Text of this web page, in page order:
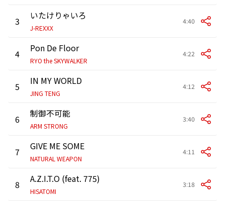
3 いたけりゃいろ
J-REXXX
4:40
4 Pon De Floor
RYO the SKYWALKER
4:22
5 IN MY WORLD
JING TENG
4:12
6 制御不可能
ARM STRONG
3:40
7 GIVE ME SOME
NATURAL WEAPON
4:11
8 A.Z.I.T.O (feat. 775)
HISATOMI
3:18